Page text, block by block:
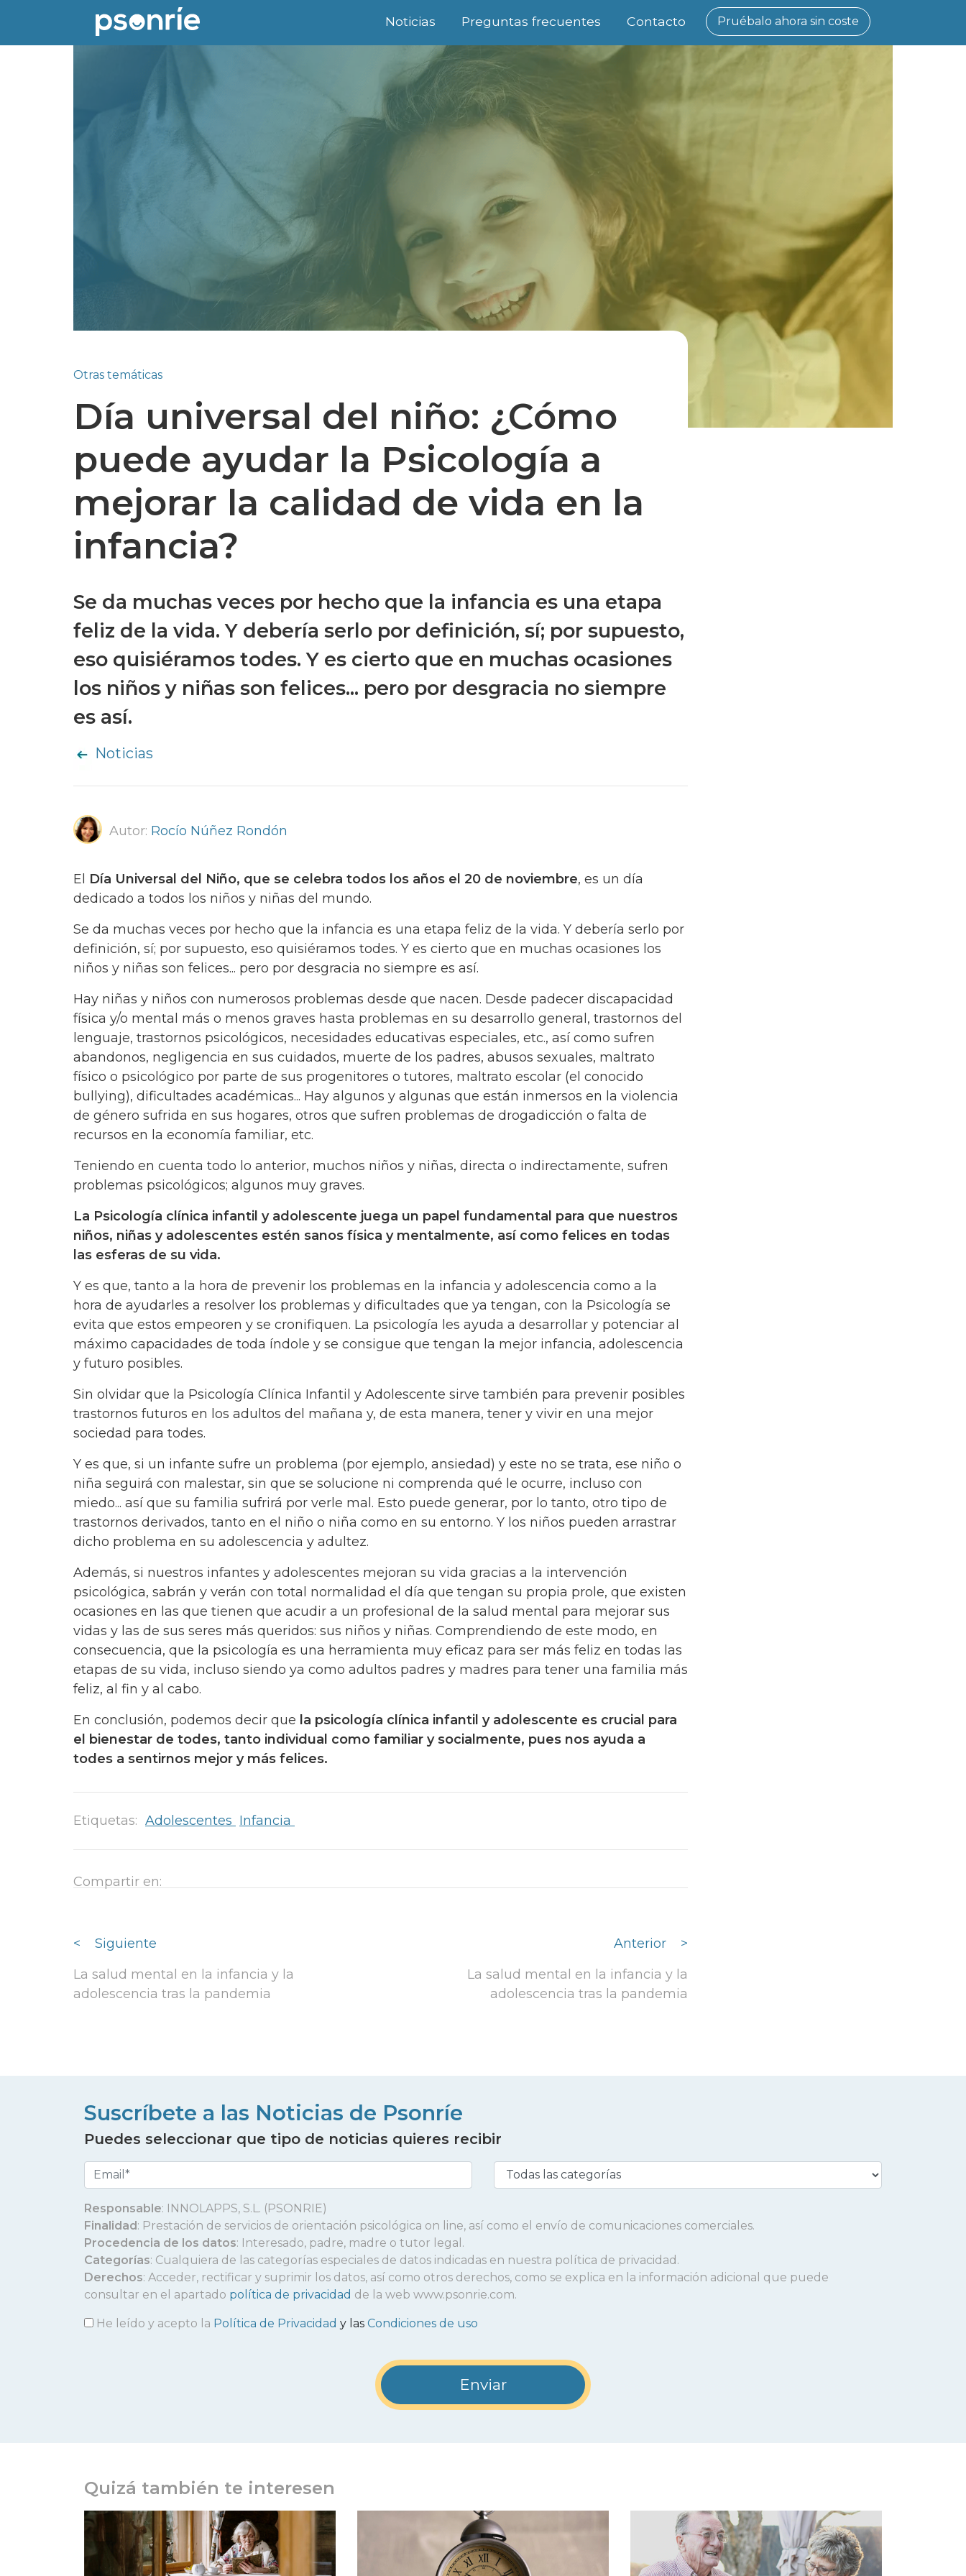
Noticias Preguntas frecuentes Contacto Pruébalo ahora sin coste
Otras temáticas
Día universal del niño: ¿Cómo
puede ayudar la Psicología a
mejorar la calidad de vida en la
infancia?
Se da muchas veces por hecho que la infancia es una etapa
feliz de la vida. Y debería serlo por definición, sí; por supuesto,
eso quisiéramos todes. Y es cierto que en muchas ocasiones
los niños y niñas son felices... pero por desgracia no siempre
es así.
Noticias
Autor: Rocío Núñez Rondón
El Día Universal del Niño, que se celebra todos los años el 20 de noviembre, es un día
dedicado a todos los niños y niñas del mundo.
Se da muchas veces por hecho que la infancia es una etapa feliz de la vida. Y debería serlo por
definición, sí; por supuesto, eso quisiéramos todes. Y es cierto que en muchas ocasiones los
niños y niñas son felices... pero por desgracia no siempre es así.
Hay niñas y niños con numerosos problemas desde que nacen. Desde padecer discapacidad
física y/o mental más o menos graves hasta problemas en su desarrollo general, trastornos del
lenguaje, trastornos psicológicos, necesidades educativas especiales, etc., así como sufren
abandonos, negligencia en sus cuidados, muerte de los padres, abusos sexuales, maltrato
físico o psicológico por parte de sus progenitores o tutores, maltrato escolar (el conocido
bullying), dificultades académicas... Hay algunos y algunas que están inmersos en la violencia
de género sufrida en sus hogares, otros que sufren problemas de drogadicción o falta de
recursos en la economía familiar, etc.
Teniendo en cuenta todo lo anterior, muchos niños y niñas, directa o indirectamente, sufren
problemas psicológicos; algunos muy graves.
La Psicología clínica infantil y adolescente juega un papel fundamental para que nuestros
niños, niñas y adolescentes estén sanos física y mentalmente, así como felices en todas
las esferas de su vida.
Y es que, tanto a la hora de prevenir los problemas en la infancia y adolescencia como a la
hora de ayudarles a resolver los problemas y dificultades que ya tengan, con la Psicología se
evita que estos empeoren y se cronifiquen. La psicología les ayuda a desarrollar y potenciar al
máximo capacidades de toda índole y se consigue que tengan la mejor infancia, adolescencia
y futuro posibles.
Sin olvidar que la Psicología Clínica Infantil y Adolescente sirve también para prevenir posibles
trastornos futuros en los adultos del mañana y, de esta manera, tener y vivir en una mejor
sociedad para todes.
Y es que, si un infante sufre un problema (por ejemplo, ansiedad) y este no se trata, ese niño o
niña seguirá con malestar, sin que se solucione ni comprenda qué le ocurre, incluso con
miedo... así que su familia sufrirá por verle mal. Esto puede generar, por lo tanto, otro tipo de
trastornos derivados, tanto en el niño o niña como en su entorno. Y los niños pueden arrastrar
dicho problema en su adolescencia y adultez.
Además, si nuestros infantes y adolescentes mejoran su vida gracias a la intervención
psicológica, sabrán y verán con total normalidad el día que tengan su propia prole, que existen
ocasiones en las que tienen que acudir a un profesional de la salud mental para mejorar sus
vidas y las de sus seres más queridos: sus niños y niñas. Comprendiendo de este modo, en
consecuencia, que la psicología es una herramienta muy eficaz para ser más feliz en todas las
etapas de su vida, incluso siendo ya como adultos padres y madres para tener una familia más
feliz, al fin y al cabo.
En conclusión, podemos decir que la psicología clínica infantil y adolescente es crucial para
el bienestar de todes, tanto individual como familiar y socialmente, pues nos ayuda a
todes a sentirnos mejor y más felices.
Etiquetas: Adolescentes Infancia
Compartir en:
<
Siguiente
La salud mental en la infancia y la
adolescencia tras la pandemia
Anterior
>
La salud mental en la infancia y la
adolescencia tras la pandemia
Suscríbete a las Noticias de Psonríe
Puedes seleccionar que tipo de noticias quieres recibir
Responsable: INNOLAPPS, S.L. (PSONRIE)
Finalidad: Prestación de servicios de orientación psicológica on line, así como el envío de comunicaciones comerciales.
Procedencia de los datos: Interesado, padre, madre o tutor legal.
Categorías: Cualquiera de las categorías especiales de datos indicadas en nuestra política de privacidad.
Derechos: Acceder, rectificar y suprimir los datos, así como otros derechos, como se explica en la información adicional que puede
consultar en el apartado política de privacidad de la web www.psonrie.com.
He leído y acepto la Política de Privacidad y las Condiciones de uso
Quizá también te interesen